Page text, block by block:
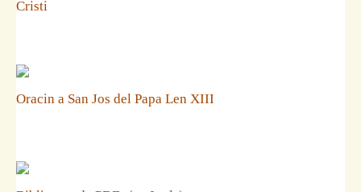
Cristi
Oracin a San Jos del Papa Len XIII